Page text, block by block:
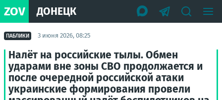
ZOV ДОНЕЦК
ПАБЛИКИ 3 июня 2026, 08:25
Налёт на российские тылы. Обмен
ударами вне зоны СВО продолжается и
после очередной российской атаки
украинские формирования провели